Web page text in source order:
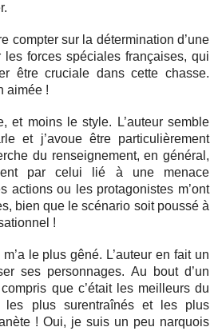
compter sur la détermination d’une
forces spéciales françaises, qui
être cruciale dans cette chasse.
aimée !
et moins le style. L’auteur semble
et j’avoue être particulièrement
du renseignement, en général,
par celui lié à une menace
actions ou les protagonistes m’ont
bien que le scénario soit poussé à
!
le plus gêné. L’auteur en fait un
ses personnages. Au bout d’un
que c’était les meilleurs du
les plus surentraînés et les plus
! Oui, je suis un peu narquois